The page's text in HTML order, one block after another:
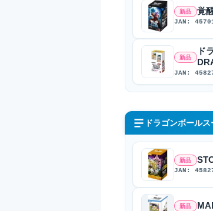
新品 覚
JAN:
新品
ド
JAN:
ドラゴンボール
新品
JAN:
新品